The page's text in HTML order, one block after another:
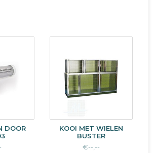
DOOR
KOOI MET WIELEN
BUSTER
€--,--